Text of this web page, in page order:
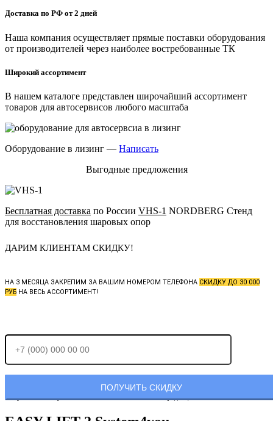
Доставка по РФ от 2 дней
Наша компания осуществляет прямые поставки оборудования
от производителей через наиболее востребованные ТК
Широкий ассортимент
В нашем каталоге представлен широчайший ассортимент
товаров для автосервисов любого масштаба
Оборудование в лизинг — Написать
Выгодные предложения
Бесплатная доставка по России VHS-1 NORDBERG Стенд
для восстановления шаровых опор
ДАРИМ КЛИЕНТАМ СКИДКУ!
НА 3 МЕСЯЦА ЗАКРЕПИМ ЗА ВАШИМ НОМЕРОМ ТЕЛЕФОНА СКИДКУ ДО 30 000
РУБ НА ВЕСЬ АССОРТИМЕНТ!
Отправляя заявку, Вы соглашаетесь сполитикой конфиденциальности.